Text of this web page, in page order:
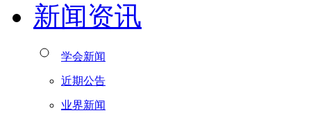
新闻资讯
学会新闻
近期公告
业界新闻